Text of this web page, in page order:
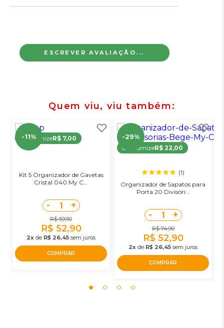
ESCREVER AVALIAÇÃO...
Quem viu, viu também
-11%
EconomizeR$ 7,00
Kit 5 Organizador de Gavetas
Cristal 040 My C...
- 1 +
R$ 59,90
R$ 52,90
2x de R$ 26,45 sem juros
COMPRAR
-29%
EconomizeR$ 22,00
(1)
Organizador de Sapatos para
Porta 20 Divisóri...
- 1 +
R$ 74,90
R$ 52,90
2x de R$ 26,45 sem juros
COMPRAR